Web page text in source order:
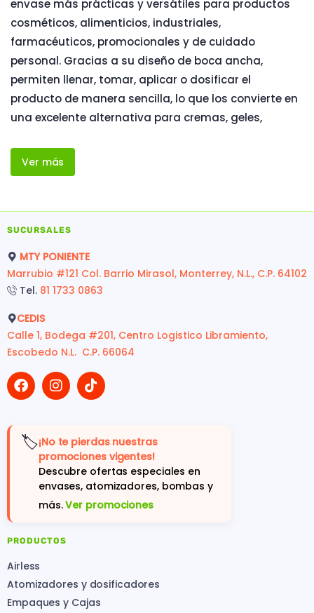
envase más prácticas y versátiles para productos
cosméticos, alimenticios, industriales,
farmacéuticos, promocionales y de cuidado
personal. Gracias a su diseño de boca ancha,
permiten llenar, tomar, aplicar o dosificar el
producto de manera sencilla, lo que los convierte en
una excelente alternativa para cremas, geles,
Ver más
SUCURSALES
MTY PONIENTE
Marrubio #121 Col. Barrio Mirasol, Monterrey, N.L., C.P. 64102
Tel. 81 1733 0863
CEDIS
Calle 1, Bodega #201, Centro Logistico Libramiento,
Escobedo N.L. C.P. 66064
🏷️¡No te pierdas nuestras
promociones vigentes!
Descubre ofertas especiales en
envases, atomizadores, bombas y
más.Ver promociones
PRODUCTOS
Airless
Atomizadores y dosificadores
Empaques y Cajas